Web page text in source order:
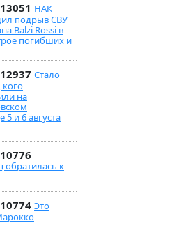
НАК
подрыв СВУ
Balzi Rossi в
погибших и
Стало
кого
на
5 и 6 августа
обратилась к
Это